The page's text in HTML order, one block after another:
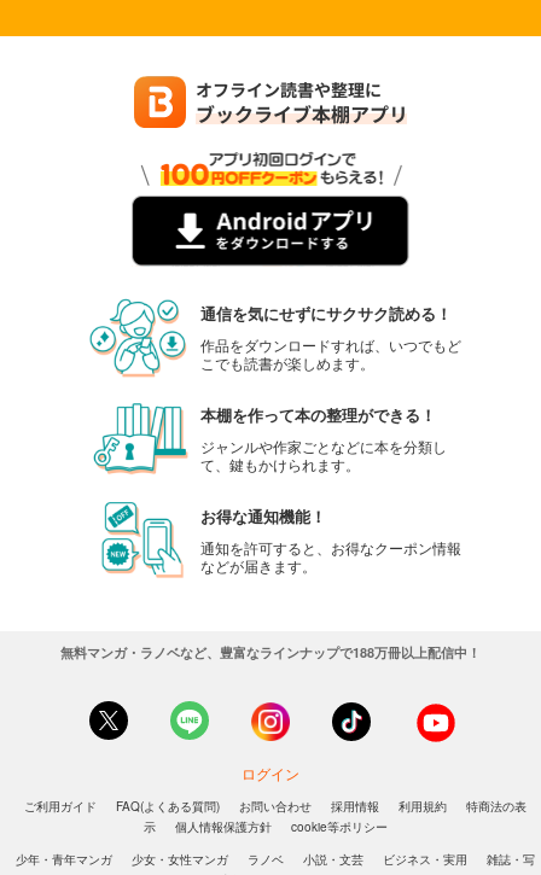
通信を気にせずにサクサク読める！
作品をダウンロードすれば、いつでもど
こでも読書が楽しめます。
本棚を作って本の整理ができる！
ジャンルや作家ごとなどに本を分類し
て、鍵もかけられます。
お得な通知機能！
通知を許可すると、お得なクーポン情報
などが届きます。
無料マンガ・ラノベなど、豊富なラインナップで188万冊以上配信中！
ログイン
ご利用ガイド FAQ(よくある質問) お問い合わせ 採用情報 利用規約
特商法の表
示
個人情報保護方針
cookie等ポリシー
少年・青年マンガ
少女・女性マンガ ラノベ 小説・文芸 ビジネス・実用
雑誌・写